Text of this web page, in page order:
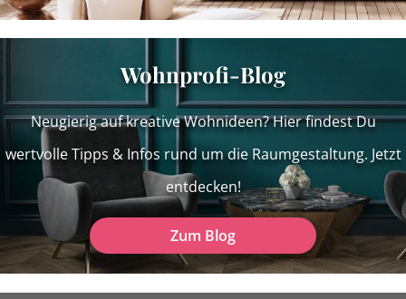
Wohnprofi-Blog
Neugierig auf kreative Wohnideen? Hier findest Du
wertvolle Tipps & Infos rund um die Raumgestaltung. Jetzt
entdecken!
Zum Blog